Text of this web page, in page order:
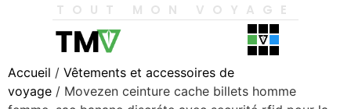
TOUT MON VOYAGE
Accueil / Vêtements et accessoires de
voyage / Movezen ceinture cache billets homme